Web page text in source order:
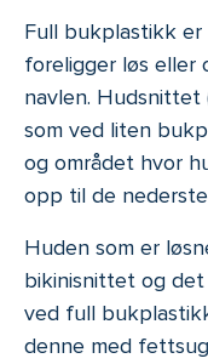
Full bukplastikk
foreligger løs eller
navlen. Hudsnittet
som ved liten
og området hvor
opp til de
Huden som er
bikinisnittet og
ved full
denne med